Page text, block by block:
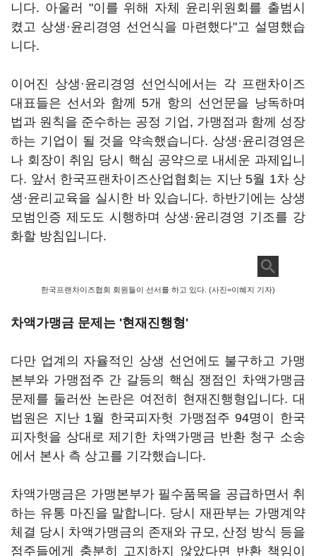
니다. 아울러 "이를 위해 자체 윤리위원회를 출범시
켰고 상생·윤리경영 선언식을 마련했다"고 설명했습
니다.
이어진 상생·윤리경영 선언식에서는 각 프랜차이즈
대표들은 선서와 함께 5개 항의 선언문을 낭독하며
법과 원칙을 준수하는 공정 기업, 가맹점과 함께 성장
하는 기업이 될 것을 약속했습니다. 상생·윤리경영은
나 회장이 취임 당시 핵심 공약으로 내세운 과제입니
다. 앞서 한국프랜차이즈산업협회는 지난 5월 1차 상
생·윤리교육을 실시한 바 있습니다. 하반기에는 상생
모범인증 제도도 시행하며 상생·윤리경영 기조를 강
화할 방침입니다.
한국프랜차이즈협회 회원들이 선서를 하고 있다. (사진=이혜지 기자)
차액가맹금 문제는 '현재진행형'
다만 업계의 자율적인 상생 선언에도 불구하고 가맹
본부와 가맹점주 간 갈등의 핵심 쟁점인 차액가맹금
문제를 둘러싼 논란은 여전히 현재진행형입니다. 대
법원은 지난 1월 한국피자헛 가맹점주 94명이 한국
피자헛을 상대로 제기한 차액가맹금 반환 청구 소송
에서 본사 측 상고를 기각했습니다.
차액가맹금은 가맹본부가 필수품목을 공급하면서 취
하는 유통 마진을 말합니다. 당시 재판부는 가맹계약
체결 당시 차액가맹금의 존재와 규모, 산정 방식 등을
점주들에게 충분히 고지하지 않았다면 반환 책임이